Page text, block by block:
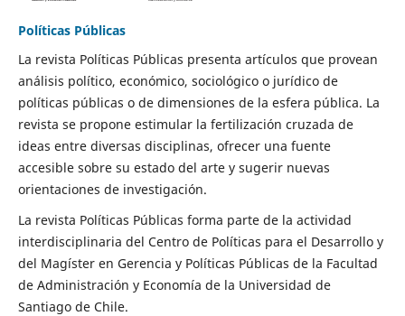
Políticas Públicas
La revista Políticas Públicas presenta artículos que provean
análisis político, económico, sociológico o jurídico de
políticas públicas o de dimensiones de la esfera pública. La
revista se propone estimular la fertilización cruzada de
ideas entre diversas disciplinas, ofrecer una fuente
accesible sobre su estado del arte y sugerir nuevas
orientaciones de investigación.
La revista Políticas Públicas forma parte de la actividad
interdisciplinaria del Centro de Políticas para el Desarrollo y
del Magíster en Gerencia y Políticas Públicas de la Facultad
de Administración y Economía de la Universidad de
Santiago de Chile.